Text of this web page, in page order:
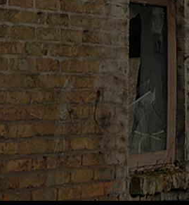
SK260LC/
SK300LC/